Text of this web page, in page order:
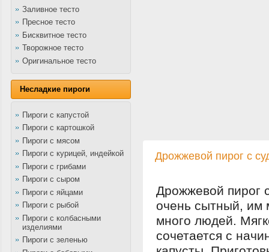
Заливное тесто
Пресное тесто
Бисквитное тесто
Творожное тесто
Оригинальное тесто
Несладкие пироги
Пироги с капустой
Пироги с картошкой
Пироги с мясом
Пироги с курицей, индейкой
Пироги с грибами
Пироги с сыром
Пироги с яйцами
Пироги с рыбой
Пироги с колбасными
изделиями
Пироги с зеленью
Дрожжевой пирог с
Дрожжевой пирог
очень сытный, им
много людей.
сочетается с